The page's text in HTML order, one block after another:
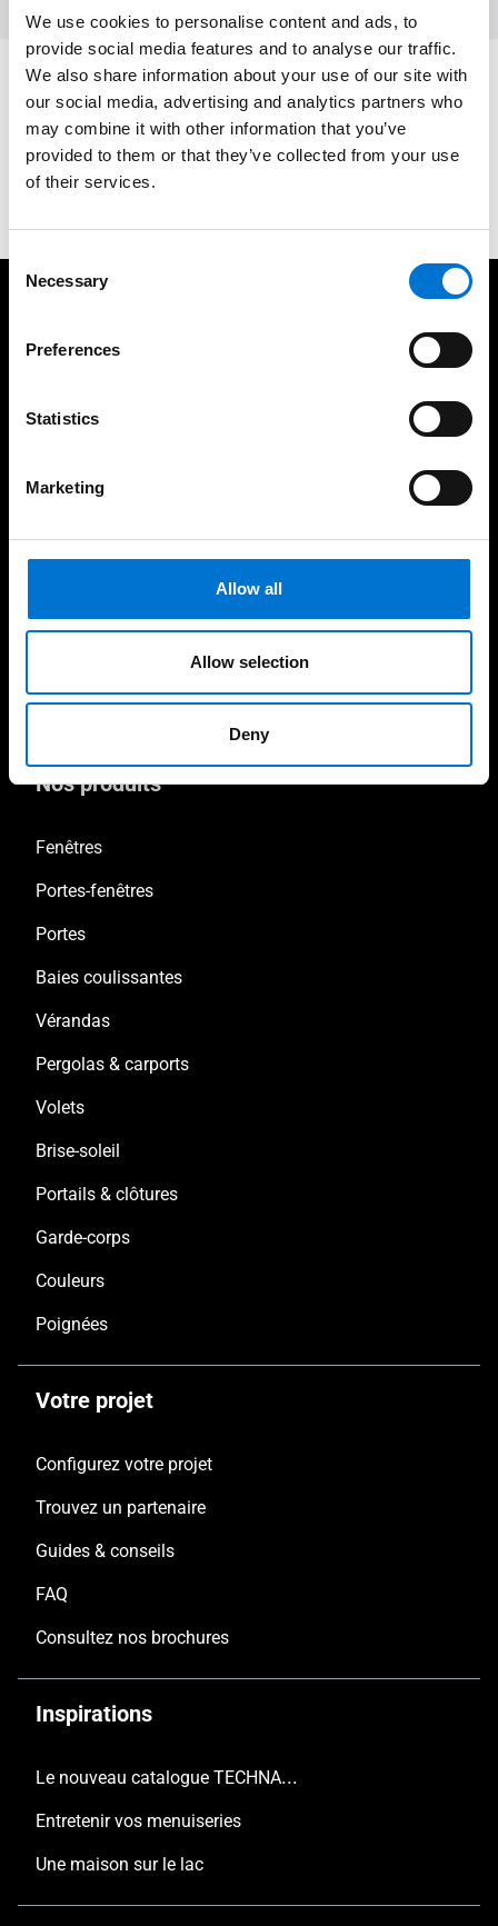
We use cookies to personalise content and ads, to
provide social media features and to analyse our traffic.
We also share information about your use of our site with
our social media, advertising and analytics partners who
may combine it with other information that you’ve
provided to them or that they’ve collected from your use
of their services.
Consent
Selection
Necessary
Preferences
Statistics
Marketing
Allow all
Allow selection
Deny
Vous avez un projet ?
Depuis plus de 65 ans au
200 Aluminiers Agréés
Menuiseries bas carbone
Fabrication 100%
Nos produits
Fenêtres
Portes-fenêtres
Portes
Baies coulissantes
Vérandas
Pergolas & carports
Volets
Brise-soleil
Portails & clôtures
Garde-corps
Couleurs
Poignées
Votre projet
Configurez votre projet
Trouvez un partenaire
Guides & conseils
FAQ
Consultez nos brochures
Inspirations
Le nouveau catalogue TECHNAL est arrivé
Entretenir vos menuiseries
Une maison sur le lac